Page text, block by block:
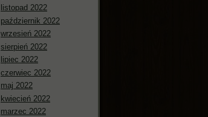
listopad 2022
październik 2022
wrzesień 2022
sierpień 2022
lipiec 2022
czerwiec 2022
maj 2022
kwiecień 2022
marzec 2022